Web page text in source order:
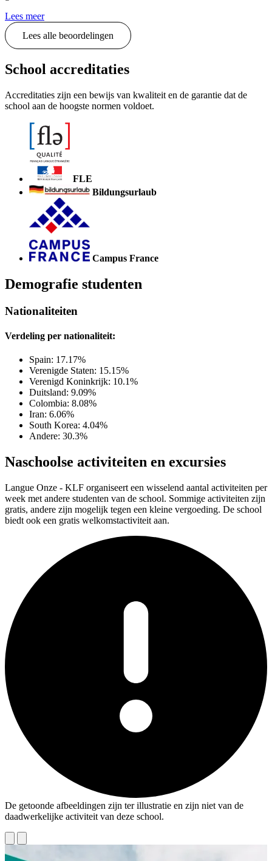
Lees meer
Lees alle beoordelingen
School accreditaties
Accreditaties zijn een bewijs van kwaliteit en de garantie dat de
school aan de hoogste normen voldoet.
FLE
Bildungsurlaub
Campus France
Demografie studenten
Nationaliteiten
Verdeling per nationaliteit:
Spain: 17.17%
Verenigde Staten: 15.15%
Verenigd Koninkrijk: 10.1%
Duitsland: 9.09%
Colombia: 8.08%
Iran: 6.06%
South Korea: 4.04%
Andere: 30.3%
Naschoolse activiteiten en excursies
Langue Onze - KLF organiseert een wisselend aantal activiteiten per
week met andere studenten van de school. Sommige activiteiten zijn
gratis, andere zijn mogelijk tegen een kleine vergoeding. De school
biedt ook een gratis welkomstactiviteit aan.
De getoonde afbeeldingen zijn ter illustratie en zijn niet van de
daadwerkelijke activiteit van deze school.